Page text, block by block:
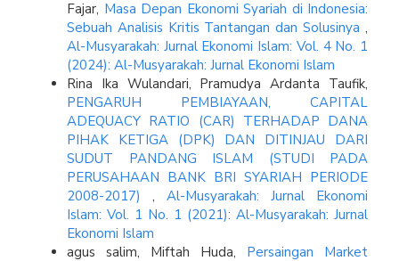
Fajar, Masa Depan Ekonomi Syariah di Indonesia:
Sebuah Analisis Kritis Tantangan dan Solusinya ,
Al-Musyarakah: Jurnal Ekonomi Islam: Vol. 4 No. 1
(2024): Al-Musyarakah: Jurnal Ekonomi Islam
Rina Ika Wulandari, Pramudya Ardanta Taufik,
PENGARUH PEMBIAYAAN, CAPITAL
ADEQUACY RATIO (CAR) TERHADAP DANA
PIHAK KETIGA (DPK) DAN DITINJAU DARI
SUDUT PANDANG ISLAM (STUDI PADA
PERUSAHAAN BANK BRI SYARIAH PERIODE
2008-2017) , Al-Musyarakah: Jurnal Ekonomi
Islam: Vol. 1 No. 1 (2021): Al-Musyarakah: Jurnal
Ekonomi Islam
agus salim, Miftah Huda, Persaingan Market